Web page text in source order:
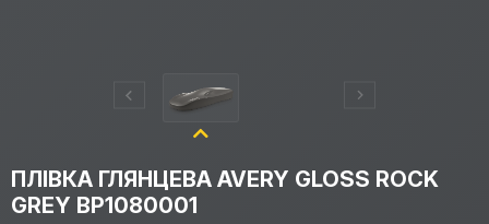
ПЛІВКА ГЛЯНЦЕВА AVERY GLOSS ROCK
GREY BP1080001